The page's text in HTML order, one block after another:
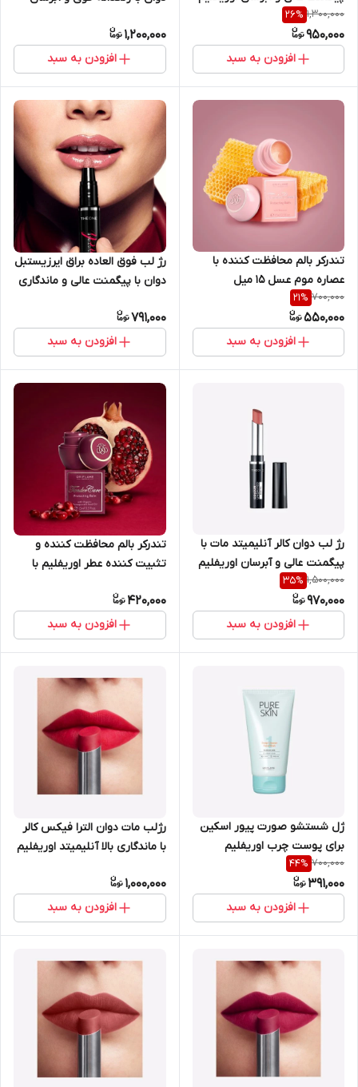
41637
1,300,000
26%
950,000
افزودن به سبد
1,200,000
افزودن به سبد
تندرکر بالم محافظت کننده با
عصاره موم عسل 15 میل
اوریفلیم 1276
700,000
21%
550,000
افزودن به سبد
رژ لب فوق العاده براق ایرزیستبل
دوان با پیگمنت عالی و ماندگاری
791,000
افزودن به سبد
رژ لب دوان کالر آنلیمیتد مات با
پیگمنت عالی و آبرسان اوریفلیم
41636
1,500,000
35%
970,000
افزودن به سبد
تندرکر بالم محافظت کننده و
تثبیت کننده عطر اوریفلیم با
420,000
افزودن به سبد
ژل شستشو صورت پیور اسکین
برای پوست چرب اوریفلیم
150میل 41671
700,000
44%
391,000
افزودن به سبد
رژلب مات دوان الترا فیکس کالر
با ماندگاری بالا آنلیمیتد اوریفلیم
1,000,000
افزودن به سبد